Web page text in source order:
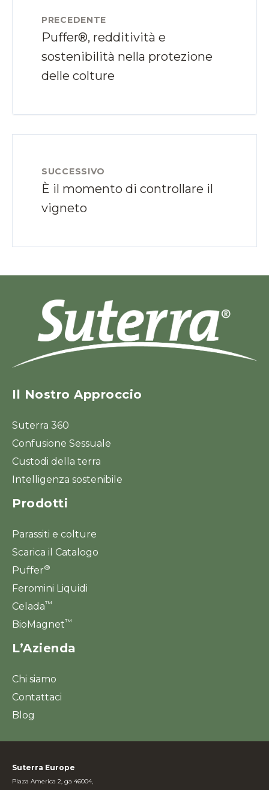
PRECEDENTE
Puffer®, redditività e
sostenibilità nella protezione
delle colture
SUCCESSIVO
È il momento di controllare il
vigneto
Il Nostro Approccio
Suterra 360
Confusione Sessuale
Custodi della terra
Intelligenza sostenibile
Prodotti
Parassiti e colture
Scarica il Catalogo
Puffer®
Feromini Liquidi
Celada™
BioMagnet™
L’Azienda
Chi siamo
Contattaci
Blog
Suterra Europe
Plaza America 2, ga 46004,